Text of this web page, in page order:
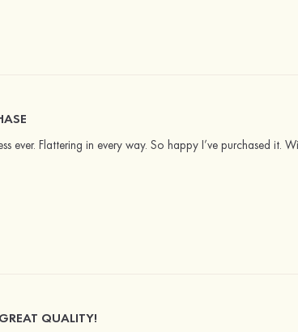
ever. Flattering in every way. So happy I’ve purchased
QUALITY!